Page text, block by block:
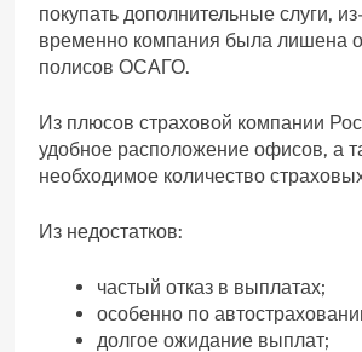
покупать дополнительные слуги,
временно компания была лишена
полисов ОСАГО.
Из плюсов страховой компании
удобное расположение офисов, а
необходимое количество
Из недостатков:
частый отказ в выплатах;
особенно по
долгое ожидание выплат;